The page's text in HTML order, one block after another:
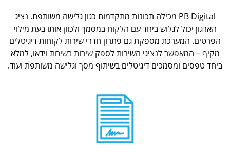
PB Digital מכילה תכונות מתקדמות כגון גלישה משותפת. נציג
הארגון יכול לגלוש ביחד עם הלקוח במסמך ולכוון אותו בעת מילוי
הפרטים. המערכת מספקת גם פתרון חדרי שירות לקוחות דיגיטלים
מקיף – המאפשר לנציגי השירות לספק שירות בשיחת וידאו, למלא
ביחד טפסים ומסמכים דיגיטלים בשיתוף מסך וגלישה משותפת ועוד.